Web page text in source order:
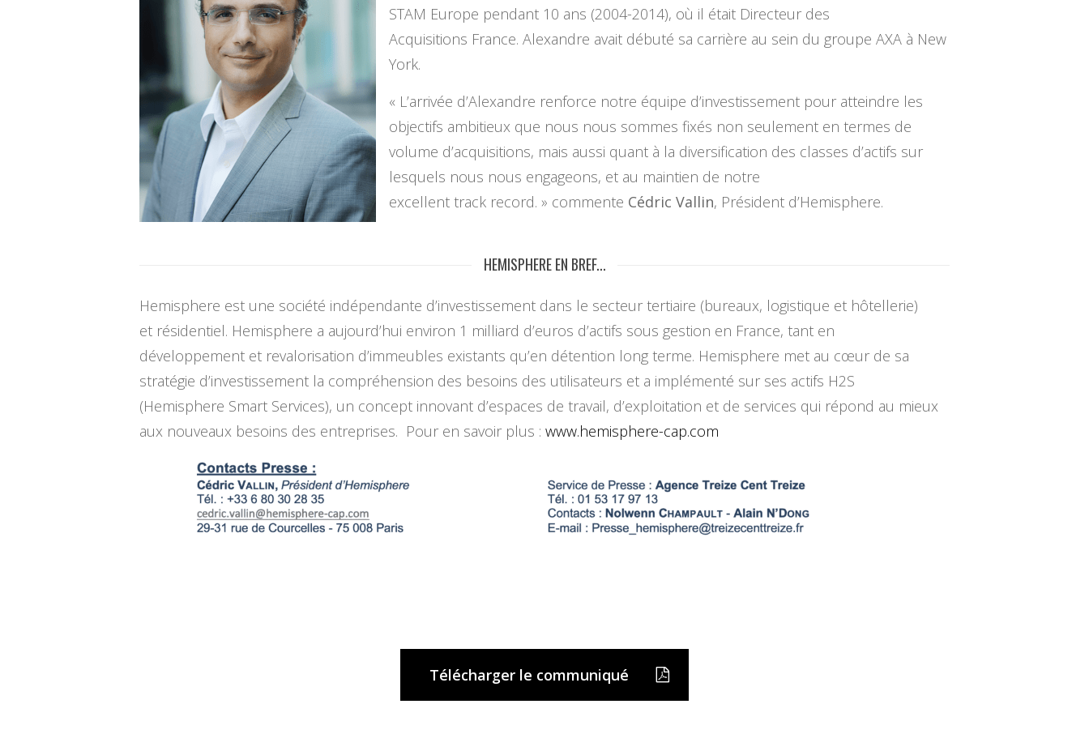
STAM Europe pendant 10 ans (2004-2014), où il était Directeur des
Acquisitions France. Alexandre avait débuté sa carrière au sein du groupe AXA à New
York.
« L’arrivée d’Alexandre renforce notre équipe d’investissement pour atteindre les
objectifs ambitieux que nous nous sommes fixés non seulement en termes de
volume d’acquisitions, mais aussi quant à la diversification des classes d’actifs sur
lesquels nous nous engageons, et au maintien de notre
excellent track record. » commente Cédric Vallin, Président d’Hemisphere.
HEMISPHERE EN BREF...
Hemisphere est une société indépendante d’investissement dans le secteur tertiaire (bureaux, logistique et hôtellerie)
et résidentiel. Hemisphere a aujourd’hui environ 1 milliard d’euros d’actifs sous gestion en France, tant en
développement et revalorisation d’immeubles existants qu’en détention long terme. Hemisphere met au cœur de sa
stratégie d’investissement la compréhension des besoins des utilisateurs et a implémenté sur ses actifs H2S
(Hemisphere Smart Services), un concept innovant d’espaces de travail, d’exploitation et de services qui répond au mieux
aux nouveaux besoins des entreprises. Pour en savoir plus :www.hemisphere-cap.com
Télécharger le communiqué